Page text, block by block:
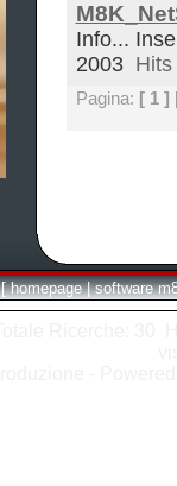
Info...
2003
Pagina: [ 1 ]
[ homepage | software